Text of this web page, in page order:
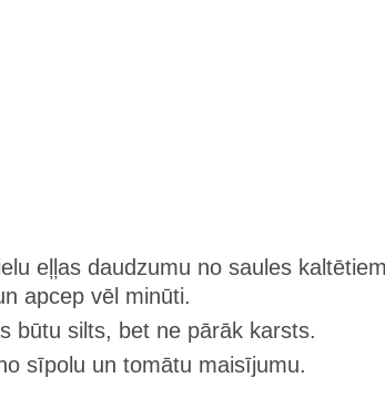
eļļas daudzumu no saules
apcep vēl minūti.
būtu silts, bet ne pārāk karsts.
sīpolu un tomātu maisījumu.